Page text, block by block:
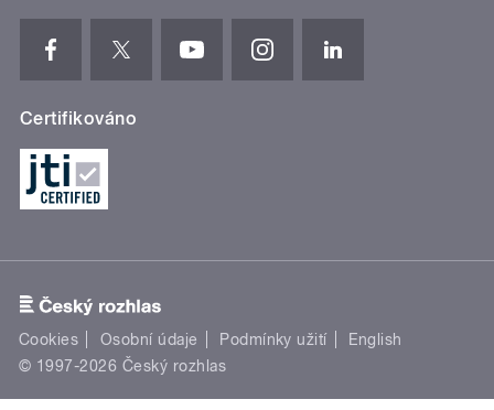
Certifikováno
Cookies Osobní údaje Podmínky užití
English
© 1997-2026 Český rozhlas